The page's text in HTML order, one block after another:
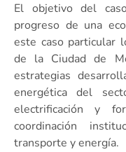
El objetivo del
progreso de una
este caso particular
de la Ciudad de
estrategias
energética del
electrificación y
coordinación
transporte y energía.